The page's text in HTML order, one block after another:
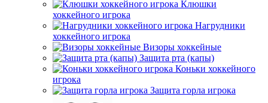
Клюшки
хоккейного игрока
Нагрудники
хоккейного игрока
Визоры хоккейные
Защита рта (капы)
Коньки хоккейного
игрока
Защита горла игрока